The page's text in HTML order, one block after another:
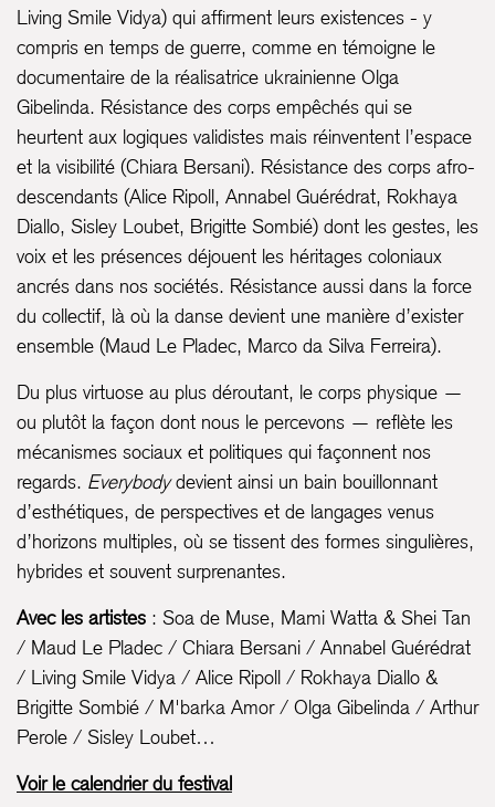
Living Smile Vidya) qui affirment leurs existences - y
compris en temps de guerre, comme en témoigne le
documentaire de la réalisatrice ukrainienne Olga
Gibelinda. Résistance des corps empêchés qui se
heurtent aux logiques validistes mais réinventent l’espace
et la visibilité (Chiara Bersani). Résistance des corps afro-
descendants (Alice Ripoll, Annabel Guérédrat, Rokhaya
Diallo, Sisley Loubet, Brigitte Sombié) dont les gestes, les
voix et les présences déjouent les héritages coloniaux
ancrés dans nos sociétés. Résistance aussi dans la force
du collectif, là où la danse devient une manière d’exister
ensemble (Maud Le Pladec, Marco da Silva Ferreira).
Du plus virtuose au plus déroutant, le corps physique —
ou plutôt la façon dont nous le percevons — reflète les
mécanismes sociaux et politiques qui façonnent nos
regards. Everybodydevient ainsi un bain bouillonnant
d’esthétiques, de perspectives et de langages venus
d’horizons multiples, où se tissent des formes singulières,
hybrides et souvent surprenantes.
Avec les artistes : Soa de Muse, Mami Watta & Shei Tan
/ Maud Le Pladec / Chiara Bersani / Annabel Guérédrat
/ Living Smile Vidya / Alice Ripoll / Rokhaya Diallo &
Brigitte Sombié / M'barka Amor / Olga Gibelinda / Arthur
Perole / Sisley Loubet…
Voir le calendrier du festival